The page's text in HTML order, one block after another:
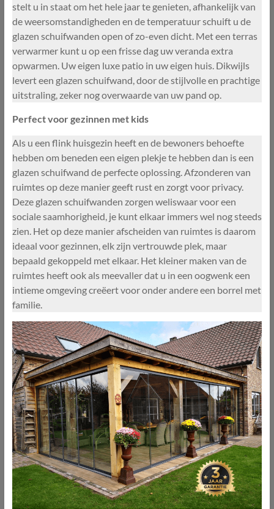
stelt u in staat om het hele jaar te genieten, afhankelijk van
de weersomstandigheden en de temperatuur schuift u de
glazen schuifwanden open of zo-even dicht. Met een terras
verwarmer kunt u op een frisse dag uw veranda extra
opwarmen. Uw eigen luxe patio in uw eigen huis. Dikwijls
levert een glazen schuifwand, door de stijlvolle en prachtige
uitstraling, zeker nog overwaarde van uw pand op.
Perfect voor gezinnen met kids
Als u een flink huisgezin heeft en de bewoners behoefte
hebben om beneden een eigen plekje te hebben dan is een
glazen schuifwand de perfecte oplossing. Afzonderen van
ruimtes op deze manier geeft rust en zorgt voor privacy.
Deze glazen schuifwanden zorgen weliswaar voor een
sociale saamhorigheid, je kunt elkaar immers wel nog steeds
zien. Het op deze manier afscheiden van ruimtes is daarom
ideaal voor gezinnen, elk zijn vertrouwde plek, maar
bepaald gekoppeld met elkaar. Het kleiner maken van de
ruimtes heeft ook als meevaller dat u in een oogwenk een
intieme omgeving creëert voor onder andere een borrel met
familie.